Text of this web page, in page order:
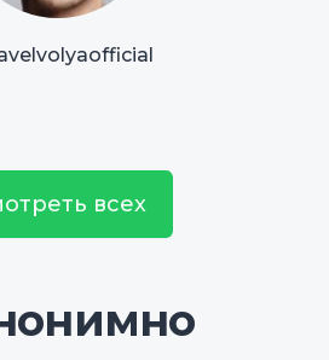
всех